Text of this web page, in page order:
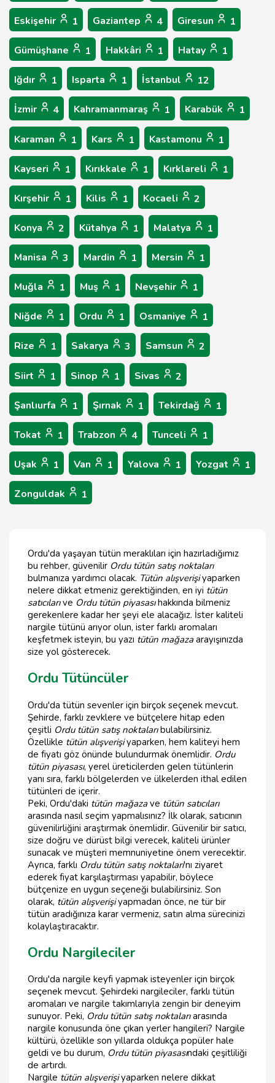
Eskişehir 1 Gaziantep 4 Giresun 1
Gümüşhane 1 Hakkâri 1 Hatay 1
Iğdır 1 Isparta 1 İstanbul 12
İzmir 4 Kahramanmaraş 1 Karabük 1
Karaman 1 Kars 1 Kastamonu 1
Kayseri 1 Kırıkkale 1 Kırklareli 1
Kırşehir 1 Kilis 1 Kocaeli 2
Konya 2 Kütahya 1 Malatya 1
Manisa 3 Mardin 1 Mersin 1
Muğla 1 Muş 1 Nevşehir 1
Niğde 1 Ordu 1 Osmaniye 1
Rize 1 Sakarya 3 Samsun 2
Siirt 1 Sinop 1 Sivas 2
Şanlıurfa 1 Şırnak 1 Tekirdağ 1
Tokat 1 Trabzon 4 Tunceli 1
Uşak 1 Van 1 Yalova 1 Yozgat 1
Zonguldak 1
Ordu'da yaşayan tütün meraklıları için hazırladığımız
bu rehber, güvenilir Ordu tütün satış noktaları
bulmanıza yardımcı olacak. Tütün alışverişiyaparken
nelere dikkat etmeniz gerektiğinden, en iyi tütün
satıcılarıve Ordu tütün piyasasıhakkında bilmeniz
gerekenlere kadar her şeyi ele alacağız. İster kaliteli
nargile tütünü arıyor olun, ister farklı aromaları
keşfetmek isteyin, bu yazı tütün mağazaarayışınızda
size yol gösterecek.
Ordu Tütüncüler
Ordu'da tütün sevenler için birçok seçenek mevcut.
Şehirde, farklı zevklere ve bütçelere hitap eden
çeşitli Ordu tütün satış noktalarıbulabilirsiniz.
Özellikle tütün alışverişiyaparken, hem kaliteyi hem
de fiyatı göz önünde bulundurmak önemlidir. Ordu
tütün piyasası, yerel üreticilerden gelen tütünlerin
yanı sıra, farklı bölgelerden ve ülkelerden ithal edilen
tütünleri de içerir.
Peki, Ordu'daki tütün mağazave tütün satıcıları
arasında nasıl seçim yapmalısınız? İlk olarak, satıcının
güvenilirliğini araştırmak önemlidir. Güvenilir bir satıcı,
size doğru ve dürüst bilgi verecek, kaliteli ürünler
sunacak ve müşteri memnuniyetine önem verecektir.
Ayrıca, farklı Ordu tütün satış noktaları'nı ziyaret
ederek fiyat karşılaştırması yapabilir, böylece
bütçenize en uygun seçeneği bulabilirsiniz. Son
olarak, tütün alışverişiyapmadan önce, ne tür bir
tütün aradığınıza karar vermeniz, satın alma sürecinizi
kolaylaştıracaktır.
Ordu Nargileciler
Ordu'da nargile keyfi yapmak isteyenler için birçok
seçenek mevcut. Şehirdeki nargileciler, farklı tütün
aromaları ve nargile takımlarıyla zengin bir deneyim
sunuyor. Peki, Ordu tütün satış noktalarıarasında
nargile konusunda öne çıkan yerler hangileri? Nargile
kültürü, özellikle son yıllarda oldukça popüler hale
geldi ve bu durum, Ordu tütün piyasasındaki çeşitliliği
de artırdı.
Nargile tütün alışverişiyaparken nelere dikkat